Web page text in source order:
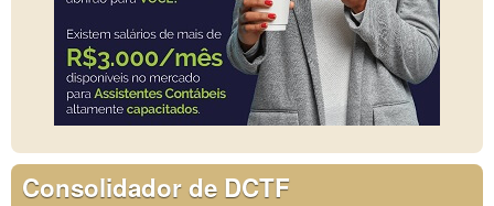
Consolidador de DCTF